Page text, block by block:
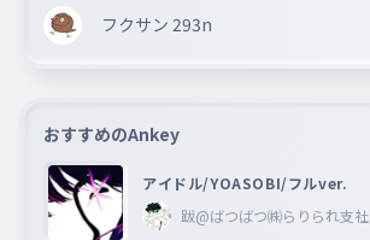
フクサン 293n
おすすめのAnkey
アイドル/YOASOBI/フルver.
跋@ばつばつ㈱らりられ支社